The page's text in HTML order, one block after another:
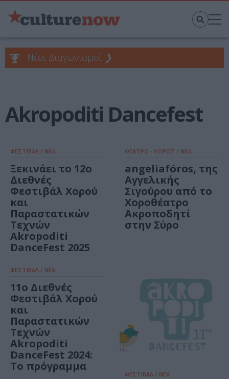
Νέοι Διαγωνισμοί ❯
Akropoditi Dancefest
ΦΕΣΤΙΒΑΛ / ΝΕΑ
Ξεκινάει το 12o
Διεθνές
Φεστιβάλ Χορού
και
Παραστατικών
Τεχνών
Akropoditi
DanceFest 2025
ΘΕΑΤΡΟ - ΧΟΡΟΣ / ΝΕΑ
angeliafóros, της
Αγγελικής
Σιγούρου από το
Χοροθέατρο
Ακροποδητί
στην Σύρο
ΦΕΣΤΙΒΑΛ / ΝΕΑ
11ο Διεθνές
Φεστιβάλ Χορού
και
Παραστατικών
Τεχνών
Akropoditi
DanceFest 2024:
Το πρόγραμμα
ΦΕΣΤΙΒΑΛ / ΝΕΑ